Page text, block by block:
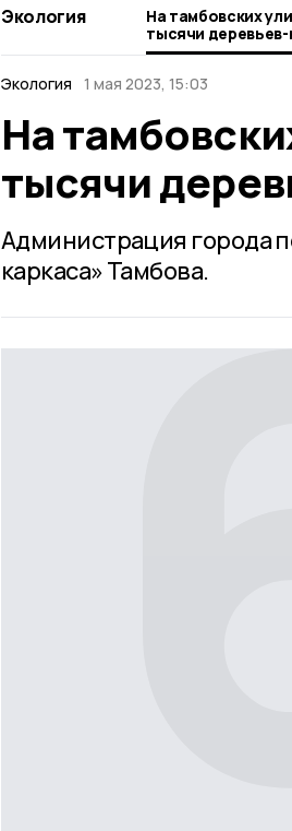
Экология
На тамбовских
тысячи
Экология 1 мая 2023, 15:03
На
тысячи
Администрация города
каркаса» Тамбова.